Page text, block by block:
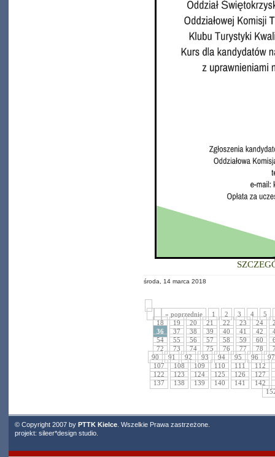
środa, 14 marca 2018
« poprzednie 1 2 3 4
5
18
19 20 21 22 23 24
36
37 38 39 40 41 42
54
55 56 57 58 59 60
72
73 74 75 76 77 78
90
91 92 93 94 95 96
97
107
108 109 110 111
112
122
123 124 125 126
127
137
138 139 140 141
142
© Copyright 2007 by PTTK Kielce . Wszelkie Prawa zastrzeżone.
projekt: sileer*design studio